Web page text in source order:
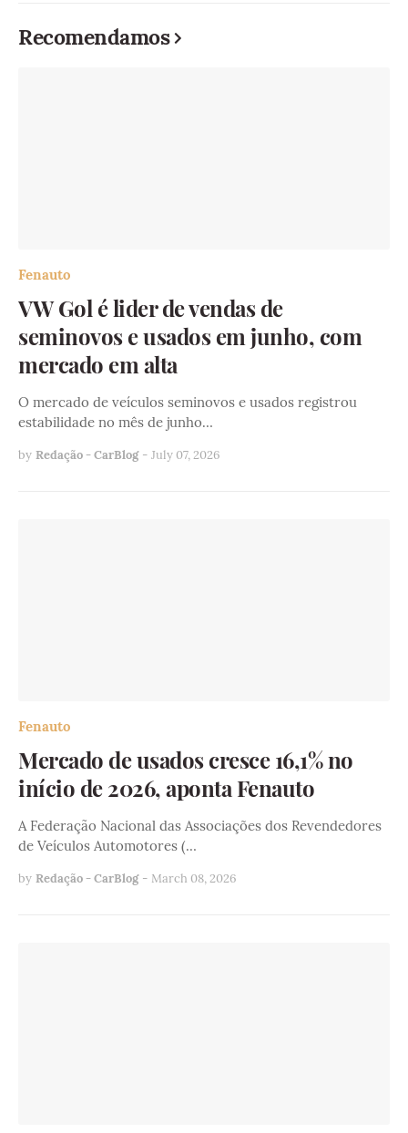
Recomendamos
Fenauto
VW Gol é lider de vendas de
seminovos e usados em junho, com
mercado em alta
O mercado de veículos seminovos e usados registrou
estabilidade no mês de junho…
by Redação - CarBlog - July 07, 2026
Fenauto
Mercado de usados cresce 16,1% no
início de 2026, aponta Fenauto
A Federação Nacional das Associações dos Revendedores
de Veículos Automotores (…
by Redação - CarBlog - March 08, 2026